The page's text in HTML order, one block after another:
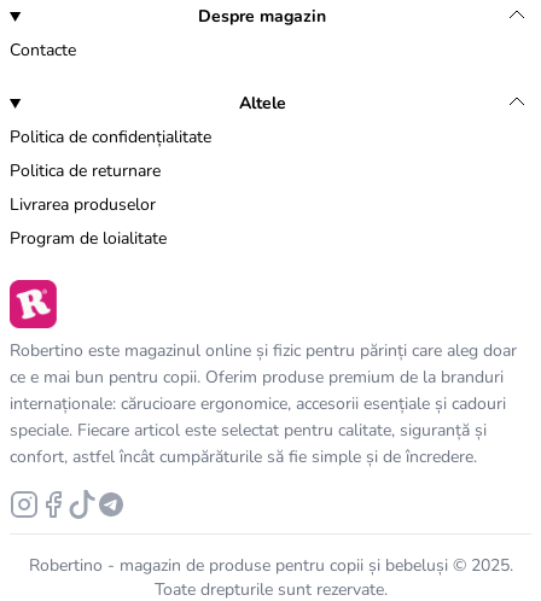
Despre magazin
Contacte
Altele
Politica de confidențialitate
Politica de returnare
Livrarea produselor
Program de loialitate
Robertino este magazinul online și fizic pentru părinți care aleg doar
ce e mai bun pentru copii. Oferim produse premium de la branduri
internaționale: cărucioare ergonomice, accesorii esențiale și cadouri
speciale. Fiecare articol este selectat pentru calitate, siguranță și
confort, astfel încât cumpărăturile să fie simple și de încredere.
Robertino - magazin de produse pentru copii și bebeluși © 2025.
Toate drepturile sunt rezervate.